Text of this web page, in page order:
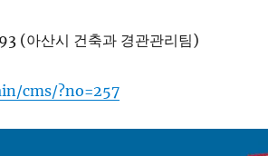
아산시 건축과 경관관리팀)
cms/?no=257